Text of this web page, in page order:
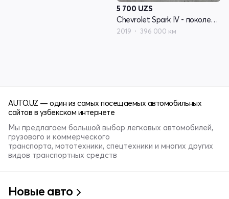
5 700 UZS
Chevrolet Spark IV - поколение
2019 396 000 км
AUTO.UZ — один из самых посещаемых автомобильных
сайтов в узбекском интернете
Мы предлагаем большой выбор легковых автомобилей,
грузового и коммерческого
транспорта, мототехники, спецтехники и многих других
видов транспортных средств
Новые авто